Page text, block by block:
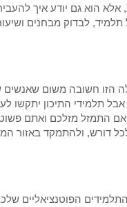
אלא הוא גם יודע איך
תלמיד, לבדוק מבחנים
חשובה משום שאנשים
תלמידי התיכון יתקשו
התמזל מזלכם ואתם
ולהתמקד באזור
הפוטנציאליים